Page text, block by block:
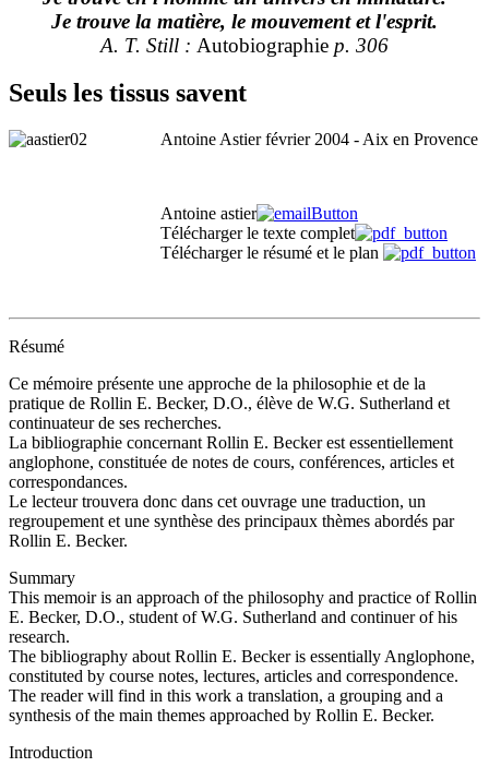
Je trouve la matière, le mouvement et l'esprit.
A. T. Still : Autobiographie p. 306
Seuls les tissus savent
Antoine Astier février 2004 - Aix en Provence
Antoine astier
Télécharger le texte complet
Télécharger le résumé et le plan
Résumé
Ce mémoire présente une approche de la philosophie et de la
pratique de Rollin E. Becker, D.O., élève de W.G. Sutherland et
continuateur de ses recherches.
La bibliographie concernant Rollin E. Becker est essentiellement
anglophone, constituée de notes de cours, conférences, articles et
correspondances.
Le lecteur trouvera donc dans cet ouvrage une traduction, un
regroupement et une synthèse des principaux thèmes abordés par
Rollin E. Becker.
Summary
This memoir is an approach of the philosophy and practice of Rollin
E. Becker, D.O., student of W.G. Sutherland and continuer of his
research.
The bibliography about Rollin E. Becker is essentially Anglophone,
constituted by course notes, lectures, articles and correspondence.
The reader will find in this work a translation, a grouping and a
synthesis of the main themes approached by Rollin E. Becker.
Introduction